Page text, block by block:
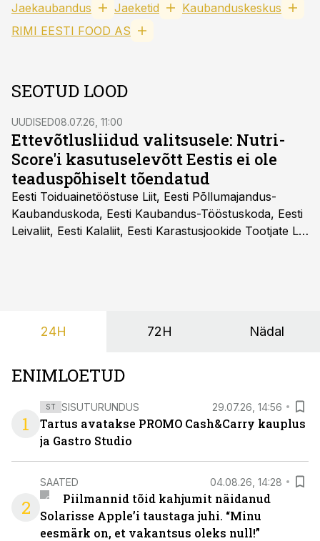
Jaekaubandus Jaeketid
Kaubanduskeskus
RIMI EESTI FOOD AS
SEOTUD LOOD
UUDISED08.07.26, 11:00
Ettevõtlusliidud valitsusele: Nutri-
Score'i kasutuselevõtt Eestis ei ole
teaduspõhiselt tõendatud
Eesti Toiduainetööstuse Liit, Eesti Põllumajandus-
Kaubanduskoda, Eesti Kaubandus-Tööstuskoda, Eesti
Leivaliit, Eesti Kalaliit, Eesti Karastusjookide Tootjate Liit
arvestavas lahenduses. Pakendi esikülje märgistuse
eksitamine.
24H 72H Nädal
ENIMLOETUD
1
ST SISUTURUNDUS 29.07.26, 14:56
Tartus avatakse PROMO Cash&Carry kauplus
ja Gastro Studio
2
SAATED 04.08.26, 14:28
Piilmannid tõid kahjumit näidanud
Solarisse Apple’i taustaga juhi. “Minu
eesmärk on, et vakantsus oleks null!”